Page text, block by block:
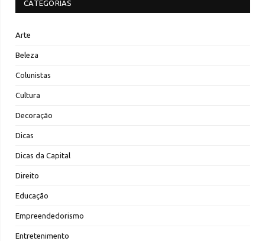
CATEGORIAS
Arte
Beleza
Colunistas
Cultura
Decoração
Dicas
Dicas da Capital
Direito
Educação
Empreendedorismo
Entretenimento